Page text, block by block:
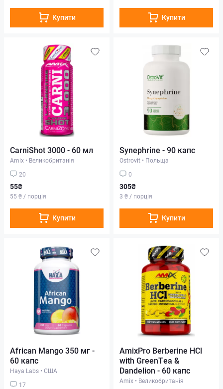
Купити Купити
CarniShot 3000 - 60 мл
Amix • Великобританія
20
55₴
55 ₴ / порція
Купити
Synephrine - 90 капс
Ostrovit • Польща
0
305₴
3 ₴ / порція
Купити
African Mango 350 мг -
60 капс
Haya Labs • США
17
AmixPro Berberine HCl
with GreenTea &
Dandelion - 60 капс
Amix • Великобританія